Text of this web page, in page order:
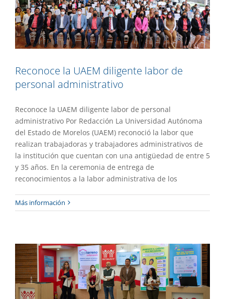
Reconoce la UAEM diligente labor de
personal administrativo
Reconoce la UAEM diligente labor de personal
administrativo Por Redacción La Universidad Autónoma
del Estado de Morelos (UAEM) reconoció la labor que
realizan trabajadoras y trabajadores administrativos de
la institución que cuentan con una antigüedad de entre 5
y 35 años. En la ceremonia de entrega de
reconocimientos a la labor administrativa de los
Más información
Instalación de la Feria del Crédito y la